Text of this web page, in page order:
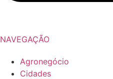
NAVEGAÇÃO
Agronegócio
Cidades